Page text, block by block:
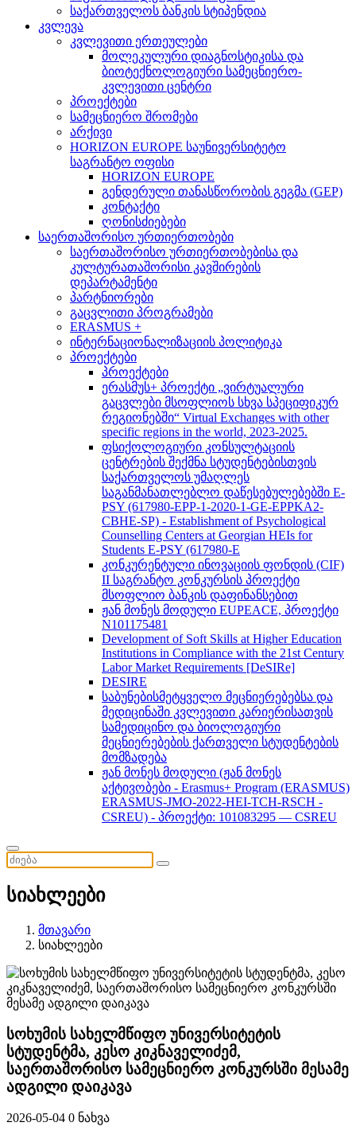
საქართველოს ბანკის სტიპენდია
კვლევა
კვლევითი ერთეულები
მოლეკულური დიაგნოსტიკისა და
ბიოტექნოლოგიური სამეცნიერო-
კვლევითი ცენტრი
პროექტები
სამეცნიერო შრომები
არქივი
HORIZON EUROPE საუნივერსიტეტო
საგრანტო ოფისი
HORIZON EUROPE
გენდერული თანასწორობის გეგმა (GEP)
კონტაქტი
ღონისძიებები
საერთაშორისო ურთიერთობები
საერთაშორისო ურთიერთობებისა და
კულტურათაშორისი კავშირების
დეპარტამენტი
პარტნიორები
გაცვლითი პროგრამები
ERASMUS +
ინტერნაციონალიზაციის პოლიტიკა
პროექტები
პროექტები
ერასმუს+ პროექტი „ვირტუალური
გაცვლები მსოფლიოს სხვა სპეციფიკურ
რეგიონებში“ Virtual Exchanges with other
specific regions in the world, 2023-2025.
ფსიქოლოგიური კონსულტაციის
ცენტრების შექმნა სტუდენტებისთვის
საქართველოს უმაღლეს
საგანმანათლებლო დაწესებულებებში E-
PSY (617980-EPP-1-2020-1-GE-EPPKA2-
CBHE-SP) - Establishment of Psychological
Counselling Centers at Georgian HEIs for
Students E-PSY (617980-E
კონკურენტული ინოვაციის ფონდის (CIF)
II საგრანტო კონკურსის პროექტი
მსოფლიო ბანკის დაფინანსებით
ჟან მონეს მოდული EUPEACE, პროექტი
N101175481
Development of Soft Skills at Higher Education
Institutions in Compliance with the 21st Century
Labor Market Requirements [DeSIRe]
DESIRE
საბუნებისმეტყველო მეცნიერებებსა და
მედიცინაში კვლევითი კარიერისათვის
სამედიცინო და ბიოლოგიური
მეცნიერებების ქართველი სტუდენტების
მომზადება
ჟან მონეს მოდული (ჟან მონეს
აქტივობები - Erasmus+ Program (ERASMUS)
ERASMUS-JMO-2022-HEI-TCH-RSCH -
CSREU) - პროექტი: 101083295 — CSREU
სიახლეები
მთავარი
სიახლეები
სოხუმის სახელმწიფო უნივერსიტეტის
სტუდენტმა, კესო კიკნაველიძემ,
საერთაშორისო სამეცნიერო კონკურსში მესამე
ადგილი დაიკავა
2026-05-04 0 ნახვა